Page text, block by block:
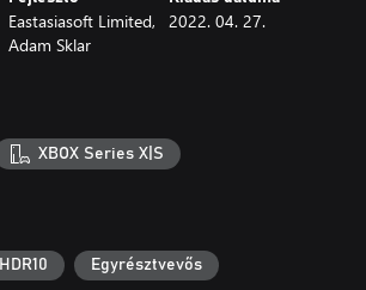
Eastasiasoft Limited,
Adam Sklar
2022. 04. 27.
XBOX Series X|S
HDR10 Egyrésztvevős